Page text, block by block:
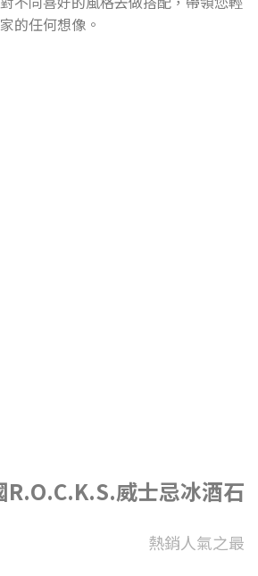
的任何想像。
R.O.C.K.S.威士忌冰酒石
熱銷人氣之最